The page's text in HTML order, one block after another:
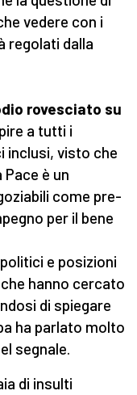
vedere con i
regolati dalla
rovesciato su
a tutti i
inclusi, visto che
è un
come pre-
per il bene
e posizioni
hanno cercato
di spiegare
ha parlato molto
segnale.
di insulti